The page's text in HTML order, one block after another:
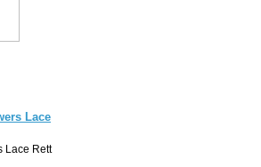
Lace
Lace Rett